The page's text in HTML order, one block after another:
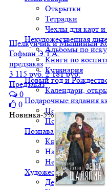
Открытки
Тетрадки
Чехлы для карт
Нехудожественная
Альбомы по
Книги по
Кулинария
Новый год и
Календари,
Подарочные издания
Подарочные
Подарочные
Познавательная
Книги для
Научно-
Художественная
Детективы
Щелкунчик и Мышиный
Гофман Э.Т.А.
предзаказ
3 115 руб. 2 181 руб.
Предзаказ
0
0
Новинка-5%